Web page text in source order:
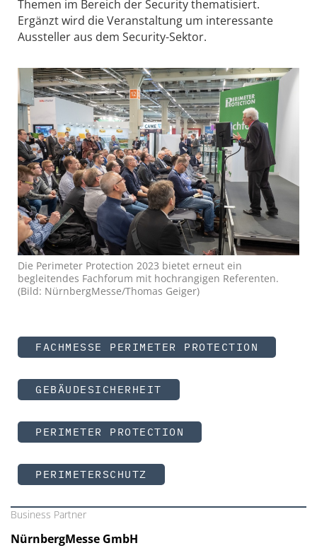
Themen im Bereich der Security thematisiert.
Ergänzt wird die Veranstaltung um interessante
Aussteller aus dem Security-Sektor.
Die Perimeter Protection 2023 bietet erneut ein
begleitendes Fachforum mit hochrangigen Referenten.
(Bild: NürnbergMesse/Thomas Geiger)
FACHMESSE PERIMETER PROTECTION
GEBÄUDESICHERHEIT
PERIMETER PROTECTION
PERIMETERSCHUTZ
Business Partner
NürnbergMesse GmbH